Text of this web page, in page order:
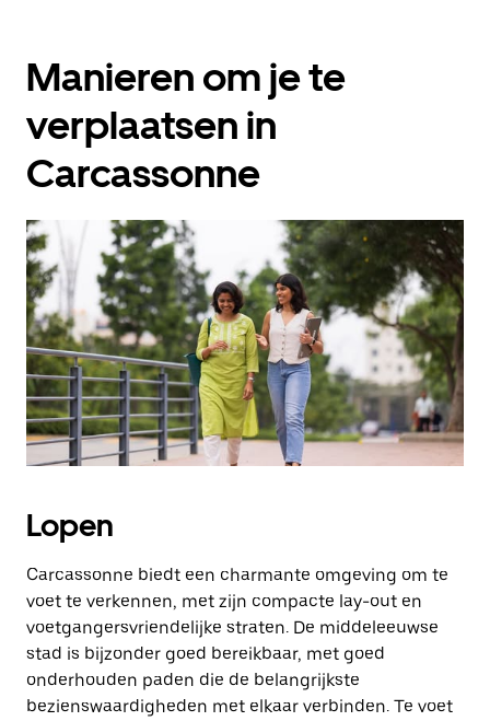
Manieren om je te
verplaatsen in
Carcassonne
Lopen
Carcassonne biedt een charmante omgeving om te
voet te verkennen, met zijn compacte lay-out en
voetgangersvriendelijke straten. De middeleeuwse
stad is bijzonder goed bereikbaar, met goed
onderhouden paden die de belangrijkste
bezienswaardigheden met elkaar verbinden. Te voet